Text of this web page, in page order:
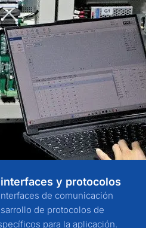
y protocolos
de comunicación
de protocolos de
para la aplicación.